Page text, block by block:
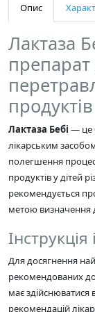
Опис
Лактаза
продуктів
Лактаза Бебі — це
лікарським
полегшення
продуктів у дітей
рекомендується
метою визначення
Для досягнення
рекомендованих
має здійснюватися
рекомендацій